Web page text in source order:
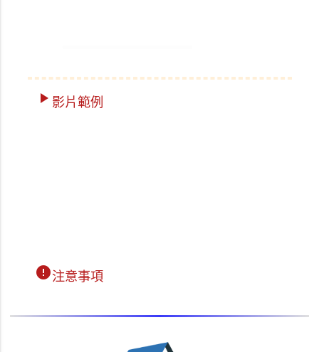
play_arrow 影片範例
error注意事項